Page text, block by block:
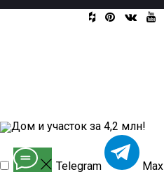
Дом и участок за 4,2 млн!
Telegram Max